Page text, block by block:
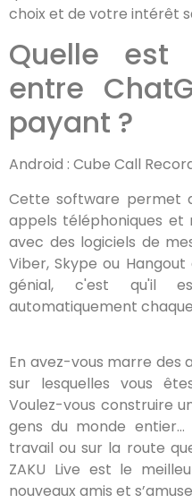
choix et de votre intérêt
Quelle est
entre
payant ?
Android : Cube Call
Cette software permet
appels téléphoniques et
avec des logiciels de
Viber, Skype ou
génial, c'est qu'il
automatiquement
En avez-vous marre des
sur lesquelles vous
Voulez-vous construire
gens du monde
travail ou sur la route
ZAKU Live est le
nouveaux amis et